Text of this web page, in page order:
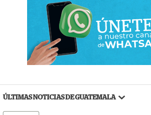
ÚLTIMAS NOTICIAS DE GUATEMALA